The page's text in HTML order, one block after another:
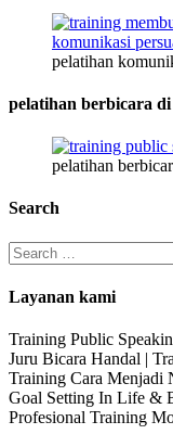
pelatihan
pelatihan berbicara
pelatihan
Search
Search
for:
Layanan kami
Training Public
Juru Bicara Handal |
Training Cara Menjadi
Goal Setting In Life &
Profesional Training